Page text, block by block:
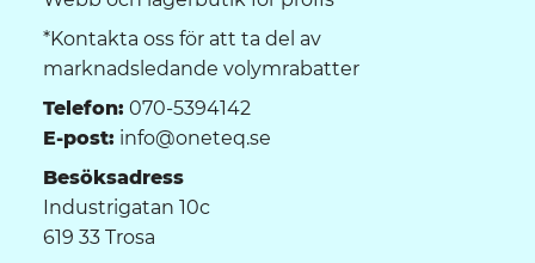
*Kontakta oss för att ta del av
marknadsledande volymrabatter
Telefon: 070-5394142
E-post: info@oneteq.se
Besöksadress
Industrigatan 10c
619 33 Trosa